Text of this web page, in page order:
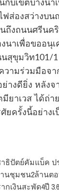
กับเขตบางนา
ฟส่องสว่างบ
ถึงถนนศรีนค
นาเพื่อขออนุเ
นสุขุมวิท101/
วามร่วมมือจ
ย่างดียิ่ง หลัง
มียาเวส ได้ถ่
ยครั้งนี้อย่างเ
าธิปัตย์คัมแบ็ค
นชุมชน2ล้านต
กเงินสะพัด4ปี